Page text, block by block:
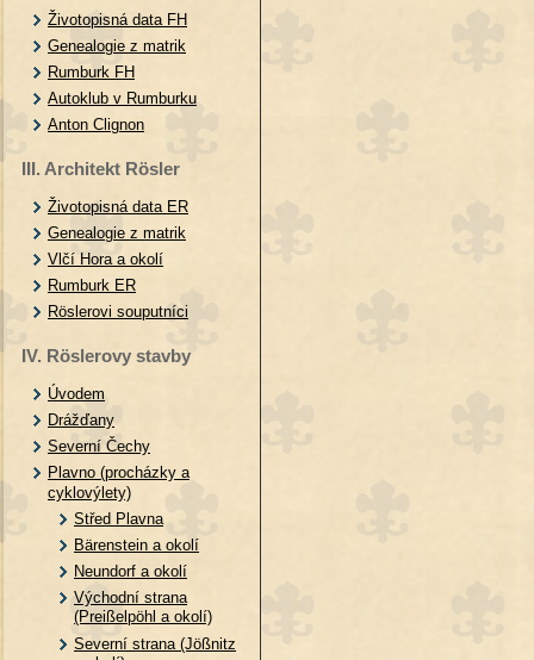
Životopisná data FH
Genealogie z matrik
Rumburk FH
Autoklub v Rumburku
Anton Clignon
III. Architekt Rösler
Životopisná data ER
Genealogie z matrik
Vlčí Hora a okolí
Rumburk ER
Röslerovi souputníci
IV. Röslerovy stavby
Úvodem
Drážďany
Severní Čechy
Plavno (procházky a
cyklovýlety)
Střed Plavna
Bärenstein a okolí
Neundorf a okolí
Východní strana
(Preißelpöhl a okolí)
Severní strana (Jößnitz